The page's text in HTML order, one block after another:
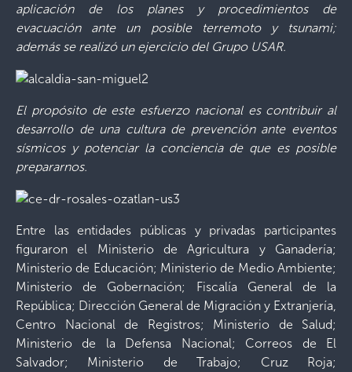
aplicación de los planes y procedimientos de
evacuación ante un posible terremoto y tsunami;
además se realizó un ejercicio del Grupo USAR.
El propósito de este esfuerzo nacional es contribuir al
desarrollo de una cultura de prevención ante eventos
sísmicos y potenciar la conciencia de que es posible
prepararnos.
Entre las entidades públicas y privadas participantes
figuraron el Ministerio de Agricultura y Ganadería;
Ministerio de Educación; Ministerio de Medio Ambiente;
Ministerio de Gobernación; Fiscalía General de la
República; Dirección General de Migración y Extranjería,
Centro Nacional de Registros; Ministerio de Salud;
Ministerio de la Defensa Nacional; Correos de El
Salvador; Ministerio de Trabajo; Cruz Roja;